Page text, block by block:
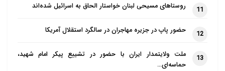
11 روستاهای مسیحی لبنان خواستار الحاق به اسرائیل شده‌اند
12 حضور پاپ در جزیره مهاجران در سالگرد استقلال آمریکا
13
ملت ولایتمدار ایران با حضور در تشییع پیکر امام شهید،
حماسه‌ای…